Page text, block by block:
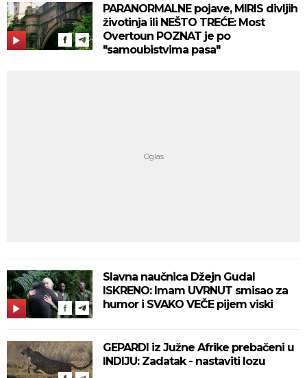
PARANORMALNE pojave, MIRIS divljih
životinja ili NEŠTO TREĆE: Most
Overtoun POZNAT je po
"samoubistvima pasa"
Slavna naučnica Džejn Gudal
ISKRENO: Imam UVRNUT smisao za
humor i SVAKO VEČE pijem viski
GEPARDI iz Južne Afrike prebačeni u
INDIJU: Zadatak - nastaviti lozu